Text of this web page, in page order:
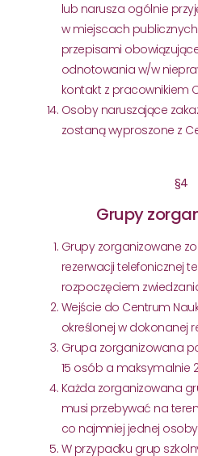
lub narusza ogólnie
w miejscach
przepisami
odnotowania w/w
kontakt z pracownikiem
Osoby naruszające
zostaną wyproszone z
§4
Grupy
Grupy zorganizowane
rezerwacji telefonicznej
rozpoczęciem
Wejście do Centrum
określonej w dokonanej
Grupa zorganizowana
15 osób a maksymalnie
Każda zorganizowana
musi przebywać na
co najmniej jednej osoby
W przypadku grup